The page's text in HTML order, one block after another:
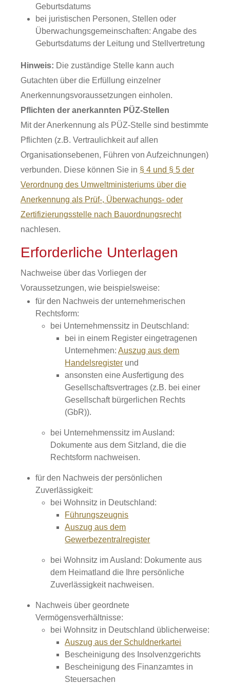
Geburtsdatums
bei juristischen Personen, Stellen oder
Überwachungsgemeinschaften: Angabe des
Geburtsdatums der Leitung und Stellvertretung
Hinweis: Die zuständige Stelle kann auch
Gutachten über die Erfüllung einzelner
Anerkennungsvoraussetzungen einholen.
Pflichten der anerkannten PÜZ-Stellen
Mit der Anerkennung als PÜZ-Stelle sind bestimmte
Pflichten (z.B. Vertraulichkeit auf allen
Organisationsebenen, Führen von Aufzeichnungen)
verbunden. Diese können Sie in § 4 und § 5 der
Verordnung des Umweltministeriums über die
Anerkennung als Prüf-, Überwachungs- oder
Zertifizierungsstelle nach Bauordnungsrecht
nachlesen.
Erforderliche Unterlagen
Nachweise über das Vorliegen der
Voraussetzungen, wie beispielsweise:
für den Nachweis der unternehmerischen
Rechtsform:
bei Unternehmenssitz in Deutschland:
bei in einem Register eingetragenen
Unternehmen:Auszug aus dem
Handelsregister und
ansonsten eine Ausfertigung des
Gesellschaftsvertrages (z.B. bei einer
Gesellschaft bürgerlichen Rechts
(GbR)).
bei Unternehmenssitz im Ausland:
Dokumente aus dem Sitzland, die die
Rechtsform nachweisen.
für den Nachweis der persönlichen
Zuverlässigkeit:
bei Wohnsitz in Deutschland:
Führungszeugnis
Auszug aus dem
Gewerbezentralregister
bei Wohnsitz im Ausland: Dokumente aus
dem Heimatland die Ihre persönliche
Zuverlässigkeit nachweisen.
Nachweis über geordnete
Vermögensverhältnisse:
bei Wohnsitz in Deutschland üblicherweise:
Auszug aus der Schuldnerkartei
Bescheinigung des Insolvenzgerichts
Bescheinigung des Finanzamtes in
Steuersachen